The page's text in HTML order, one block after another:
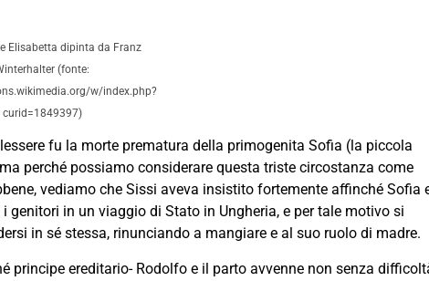
Elisabetta dipinta da Franz
(fonte:
w/index.php?
curid=1849397)
fu la morte prematura della primogenita Sofia (la piccola
perché possiamo considerare questa triste circostanza come
vediamo che Sissi aveva insistito fortemente affinché Sofia
in un viaggio di Stato in Ungheria, e per tale motivo si
in sé stessa, rinunciando a mangiare e al suo ruolo di madre.
principe ereditario- Rodolfo e il parto avvenne non senza